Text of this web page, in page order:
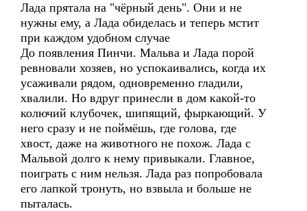
Лада прятала на "чёрный день". Они и не
нужны ему, а Лада обиделась и теперь мстит
при каждом удобном случае
До появления Пинчи. Мальва и Лада порой
ревновали хозяев, но успокаивались, когда их
усаживали рядом, одновременно гладили,
хвалили. Но вдруг принесли в дом какой-то
колючий клубочек, шипящий, фыркающий. У
него сразу и не поймёшь, где голова, где
хвост, даже на животного не похож. Лада с
Мальвой долго к нему привыкали. Главное,
поиграть с ним нельзя. Лада раз попробовала
его лапкой тронуть, но взвыла и больше не
пыталась.